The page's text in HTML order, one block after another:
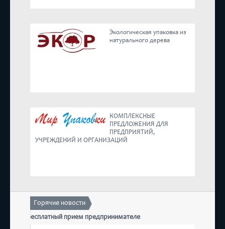
Предложения
Экологическая упаковка из
натурального дерева
КОМПЛЕКСНЫЕ
ПРЕДЛОЖЕНИЯ ДЛЯ
ПРЕДПРИЯТИЙ,
УЧРЕЖДЕНИЙ И ОРГАНИЗАЦИЙ
Горячие новости
бесплатный прием предпринимателей